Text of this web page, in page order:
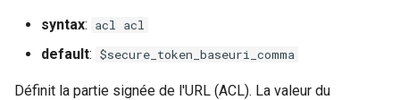
validation
syntax: acl acl
default: $secure_token_baseuri_comma
Définit la partie signée de l'URL (ACL). La valeur du